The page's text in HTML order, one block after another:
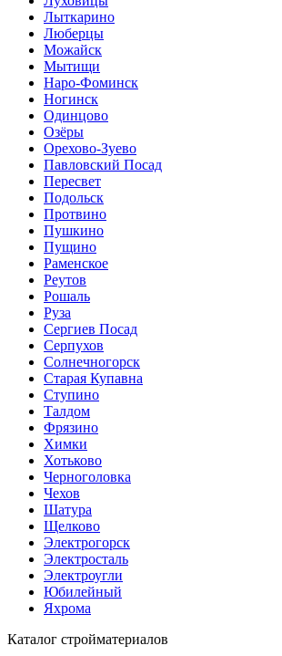
Лыткарино
Люберцы
Можайск
Мытищи
Наро-Фоминск
Ногинск
Одинцово
Озёры
Орехово-Зуево
Павловский Посад
Пересвет
Подольск
Протвино
Пушкино
Пущино
Раменское
Реутов
Рошаль
Руза
Сергиев Посад
Серпухов
Солнечногорск
Старая Купавна
Ступино
Талдом
Фрязино
Химки
Хотьково
Черноголовка
Чехов
Шатура
Щелково
Электрогорск
Электросталь
Электроугли
Юбилейный
Яхрома
Каталог стройматериалов